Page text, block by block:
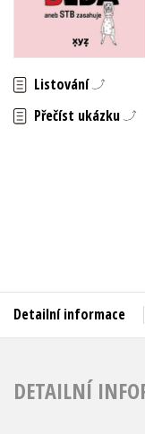
Auto - moto
Beletrie pro děti
Beletrie pro dospělé
Byznys a ekonomie
Listování
Přečíst ukázku
Detailní informace
DETAILNÍ